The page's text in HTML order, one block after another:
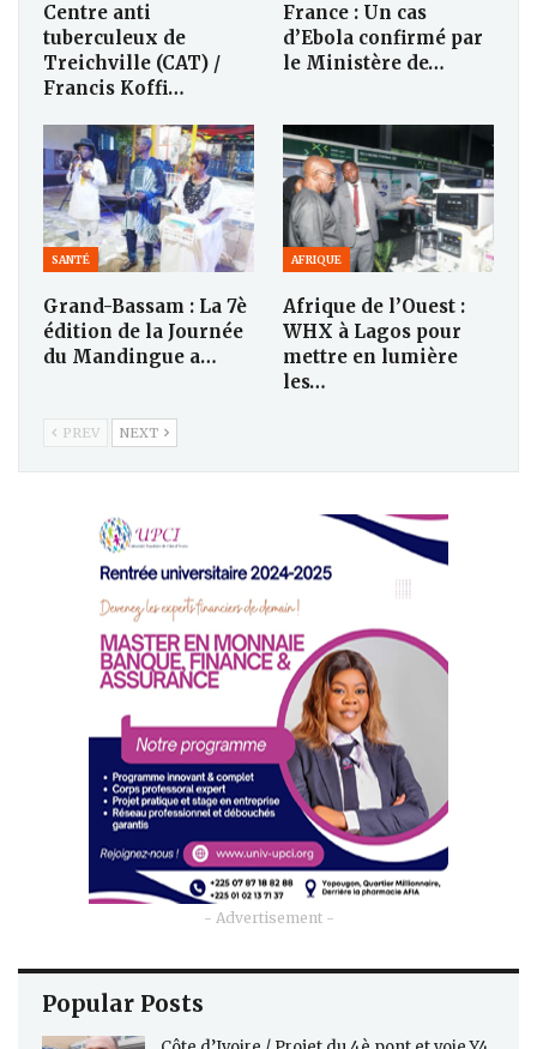
Centre anti
tuberculeux de
Treichville (CAT) /
Francis Koffi…
France : Un cas
d’Ebola confirmé par
le Ministère de…
SANTÉ
Grand-Bassam : La 7è
édition de la Journée
du Mandingue a…
AFRIQUE
Afrique de l’Ouest :
WHX à Lagos pour
mettre en lumière
les…
PREV NEXT
- Advertisement -
Popular Posts